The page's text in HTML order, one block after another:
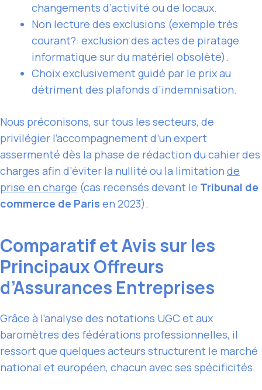
changements d’activité ou de locaux.
Non lecture des exclusions (exemple très
courant?: exclusion des actes de piratage
informatique sur du matériel obsolète).
Choix exclusivement guidé par le prix au
détriment des plafonds d’indemnisation.
Nous préconisons, sur tous les secteurs, de
privilégier l’accompagnement d’un expert
assermenté dès la phase de rédaction du cahier des
charges afin d’éviter la nullité ou la limitation de
prise en charge (cas recensés devant le Tribunal de
commerce de Paris en 2023).
Comparatif et Avis sur les
Principaux Offreurs
d’Assurances Entreprises
Grâce à l’analyse des notations UGC et aux
baromètres des fédérations professionnelles, il
ressort que quelques acteurs structurent le marché
national et européen, chacun avec ses spécificités.